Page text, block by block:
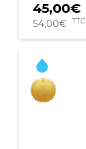
Toner
Premium
marque
G&G
HP
CF412X
/
CF412A
45,00€
54,00€ TTC